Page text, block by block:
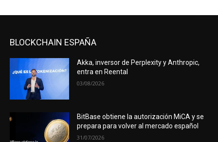
BLOCKCHAIN ESPAÑA
Akka, inversor de Perplexity y Anthropic,
entra en Reental
03/08/2026
BitBase obtiene la autorización MiCA y se
prepara para volver al mercado español
31/07/2026